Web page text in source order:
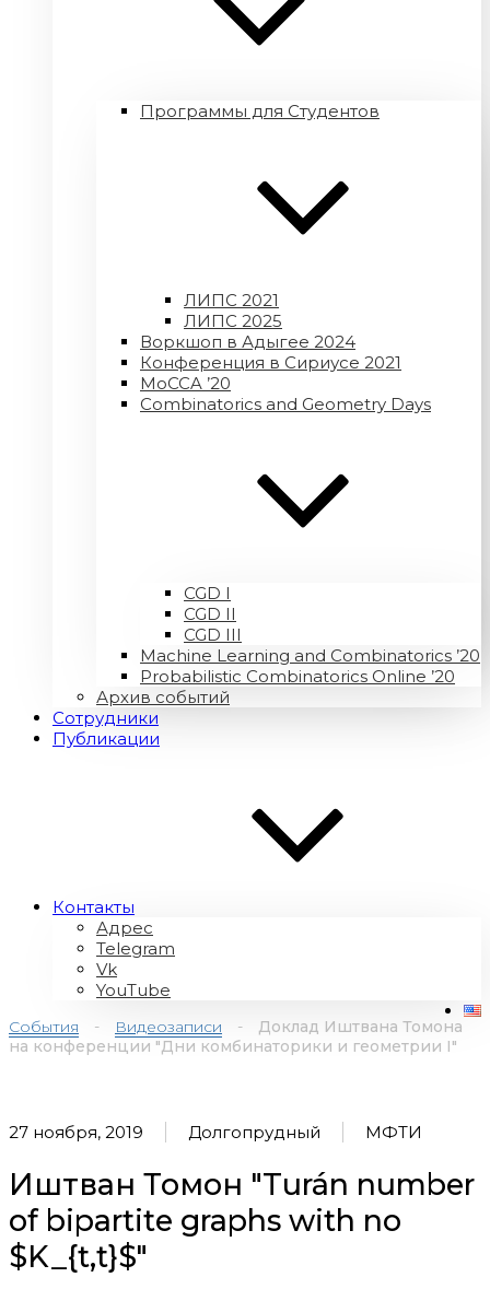
Программы для Студентов
ЛИПС 2021
ЛИПС 2025
Воркшоп в Адыгее 2024
Конференция в Сириусе 2021
MoCCA ’20
Combinatorics and Geometry Days
CGD I
CGD II
CGD III
Machine Learning and Combinatorics ’20
Probabilistic Combinatorics Online ’20
Архив событий
Сотрудники
Публикации
Контакты
Адрес
Telegram
Vk
YouTube
События - Видеозаписи -
Доклад Иштвана Томона
на конференции "Дни комбинаторики и геометрии I"
27 ноября, 2019 Долгопрудный МФТИ
Иштван Томон "Turán number
of bipartite graphs with no
$K_{t,t}$"